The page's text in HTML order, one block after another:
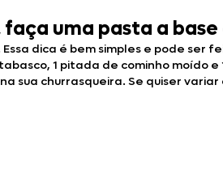
uma pasta a
dica é bem simples e pode ser
1 pitada de cominho moído
sua churrasqueira. Se quiser